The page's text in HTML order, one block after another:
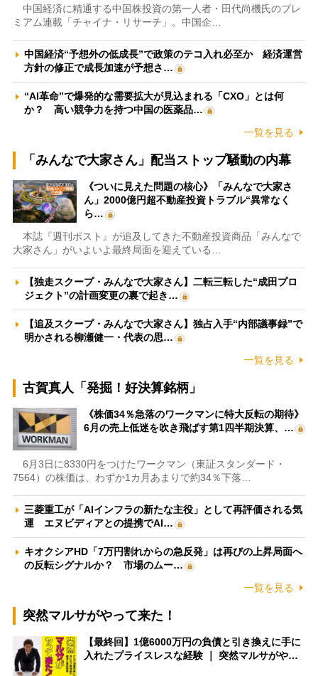
中国経済に精通する中国株投資の第一人者・田代尚機氏のプレ
ミアム連載「チャイナ・リサーチ」。中国企…
中国経済“予想外の低成長”で政策のテコ入れ必至か 経済運営
方針の修正で成長加速が予想さ…
“AI革命”で爆発的な需要拡大が見込まれる「CXO」とは何
か？ 高い競争力を持つ中国の医薬品…
一覧を見る
「みんなで大家さん」配当ストップ騒動の内幕
《ついに見えた問題の核心》「みんなで大家さ
ん」2000億円超不動産投資トラブル“異常なく
ら…
本誌『週刊ポスト』が追及してきた不動産投資商品「みんなで
大家さん」がいよいよ最終局面を迎えている…
【独走スクープ・みんなで大家さん】二転三転した“成田プロ
ジェクト”の計画変更の裏で起き…
【追及スクープ・みんなで大家さん】独占入手“内部議事録”で
明かされる柳瀬健一・代表の思…
一覧を見る
古賀真人「発掘！好決算銘柄」
《株価34％急落のワークマンに特大反転の期待》
6月の売上低迷を吹き飛ばす第1四半期決算、…
6月3日に8330円をつけたワークマン（東証スタンダード・
7564）の株価は、わずか1カ月あまりで約34％下落…
三菱重工が「AIインフラの新たな主役」として再評価される気
運 エヌビディアとの提携でAI…
キオクシアHD「7万円割れからの急反発」は再びの上昇局面へ
の反転シグナルか？ 市場のムー…
一覧を見る
突然マルサがやって来た！
【最終回】1億6000万円の負債と引き換えに手に
入れたプライスレスな経験 ｜ 突然マルサがや…